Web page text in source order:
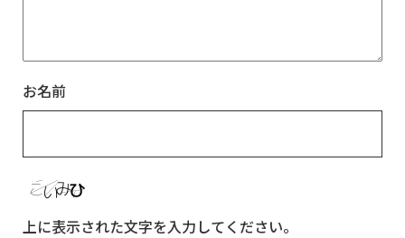
お名前
上に表示された文字を入力してください。